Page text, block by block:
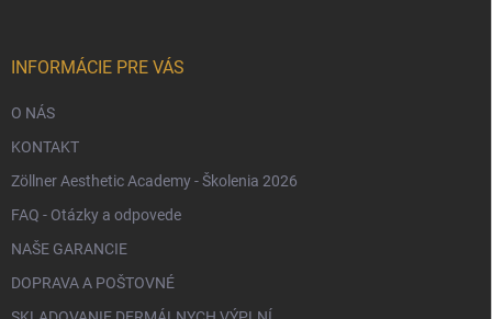
INFORMÁCIE PRE VÁS
O NÁS
KONTAKT
Zöllner Aesthetic Academy - Školenia 2026
FAQ - Otázky a odpovede
NAŠE GARANCIE
DOPRAVA A POŠTOVNÉ